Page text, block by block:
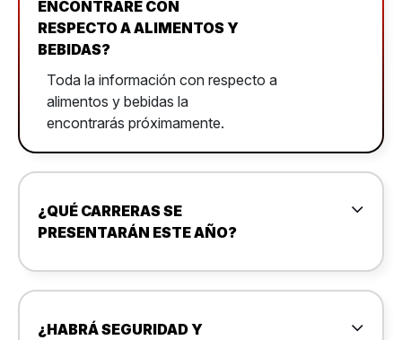
ENCONTRARÉ CON
RESPECTO A ALIMENTOS Y
BEBIDAS?
Toda la información con respecto a
alimentos y bebidas la
encontrarás próximamente.
¿QUÉ CARRERAS SE
PRESENTARÁN ESTE AÑO?
¿HABRÁ SEGURIDAD Y